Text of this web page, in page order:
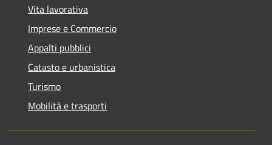
Vita lavorativa
Imprese e Commercio
Appalti pubblici
Catasto e urbanistica
Turismo
Mobilità e trasporti